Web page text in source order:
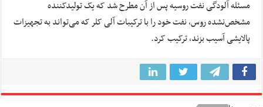
مسئله آلودگی نفت روسیه پس از آن مطرح شد که یک تولیدکننده
مشخص‌نشده روس، نفت خود را با ترکیبات آلی کلر که می‌تواند به تجهیزات
پالایشی آسیب بزند، ترکیب کرد.